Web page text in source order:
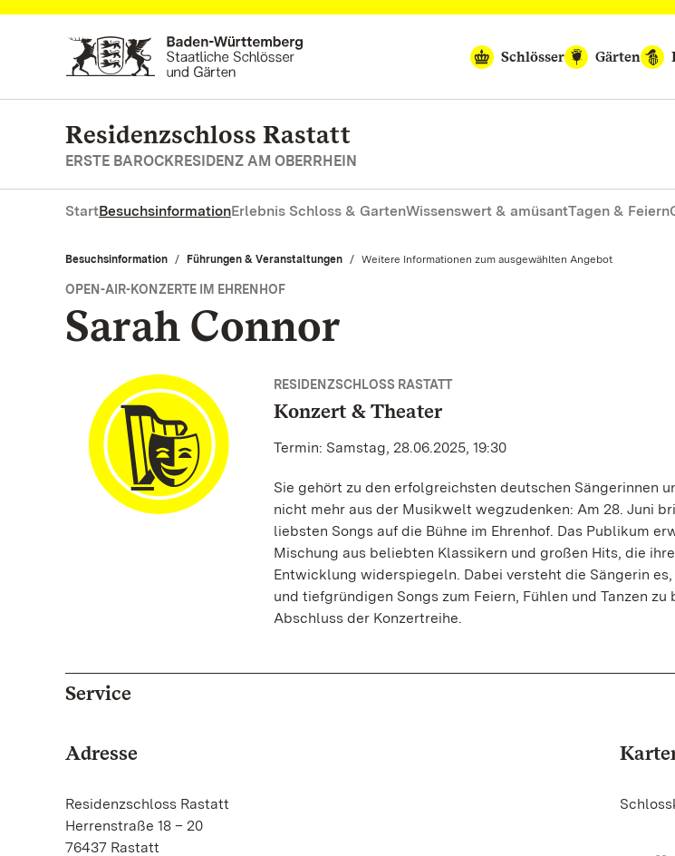
Zum Hauptinhalt springen
Schlösser
Gärten
Residenzschloss Rastatt
ERSTE BAROCKRESIDENZ AM OBERRHEIN
StartBesuchsinformationErlebnis Schloss & GartenWissenswert & amüsantTagen & Feiern
Besuchsinformation Führungen & Veranstaltungen Aktuell:
Weitere Informationen zum ausgewählten Angebot
OPEN-AIR-KONZERTE IM EHRENHOF
Sarah Connor
RESIDENZSCHLOSS RASTATT
Konzert & Theater
Termin: Samstag, 28.06.2025, 19:30
Sie gehört zu den erfolgreichsten deutschen Sängerinnen
nicht mehr aus der Musikwelt wegzudenken: Am 28. Juni
liebsten Songs auf die Bühne im Ehrenhof. Das Publikum
Mischung aus beliebten Klassikern und großen Hits, die
Entwicklung widerspiegeln. Dabei versteht die Sängerin
und tiefgründigen Songs zum Feiern, Fühlen und Tanzen
Abschluss der Konzertreihe.
Service
Adresse
Residenzschloss Rastatt
Herrenstraße 18 – 20
76437 Rastatt